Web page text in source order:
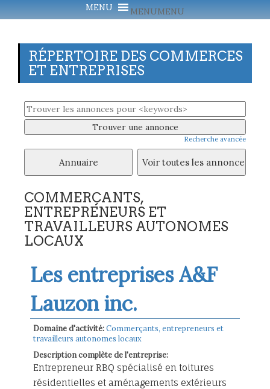
MENUMENU
RÉPERTOIRE DES COMMERCES
ET ENTREPRISES
Recherche avancée
COMMERÇANTS,
ENTREPRENEURS ET
TRAVAILLEURS AUTONOMES
LOCAUX
Les entreprises A&F
Lauzon inc.
Domaine d'activité:Commerçants, entrepreneurs et
travailleurs autonomes locaux
Description complète de l'entreprise:
Entrepreneur RBQ spécialisé en toitures
résidentielles et aménagements extérieurs